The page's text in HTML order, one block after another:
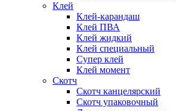
Клей
Клей-карандаш
Клей ПВА
Клей жидкий
Клей специальный
Супер клей
Клей момент
Скотч
Скотч канцелярский
Скотч упаковочный